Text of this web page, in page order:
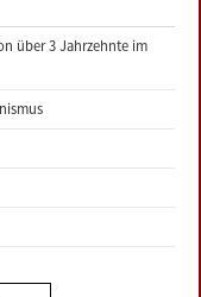
über 3 Jahrzehnte im